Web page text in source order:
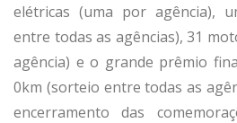
elétricas (uma por agência),
entre todas as agências), 31
agência) e o grande prêmio
0km (sorteio entre todas as
encerramento das